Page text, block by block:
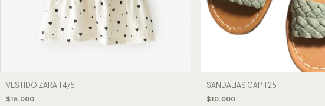
VESTIDO ZARA T4/5
$15.000
SANDALIAS GAP T25
$10.000